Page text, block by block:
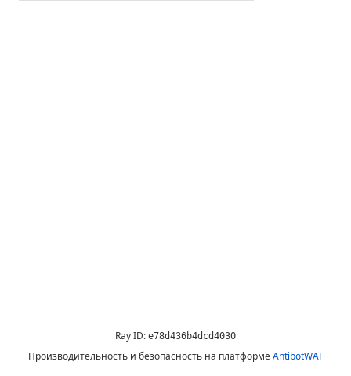
Ray ID: e78d436b4dcd4030
Производительность и безопасность на платформеAntibotWAF